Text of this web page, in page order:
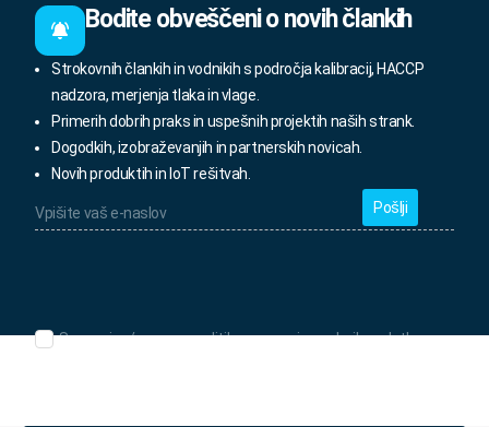
Bodite obveščeni o novih člankih
Strokovnih člankih in vodnikih s področja kalibracij, HACCP
nadzora, merjenja tlaka in vlage.
Primerih dobrih praks in uspešnih projektih naših strank.
Dogodkih, izobraževanjih in partnerskih novicah.
Novih produktih in IoT rešitvah.
vaš
e-
Seznanjen/-
Seznanjen/-a sem s politiko varovanja osebnih podatkov.